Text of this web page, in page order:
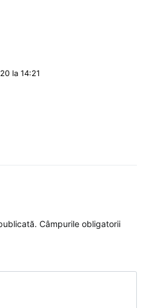
la 14:21
Câmpurile obligatorii